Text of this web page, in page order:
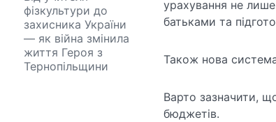
фізкультури до
захисника України
— як війна змінила
життя Героя з
Тернопільщини
урахування не лише
батьками та
Також нова
Варто зазначити,
бюджетів.